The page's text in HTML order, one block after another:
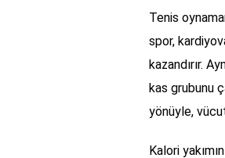
Tenis
spor,
kazandırır.
kas grubunu
yönüyle,
Kalori